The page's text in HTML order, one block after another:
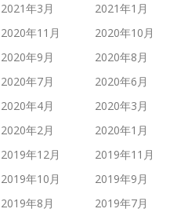
2021年3月
2021年1月
2020年11月
2020年10月
2020年9月
2020年8月
2020年7月
2020年6月
2020年4月
2020年3月
2020年2月
2020年1月
2019年12月
2019年11月
2019年10月
2019年9月
2019年8月
2019年7月